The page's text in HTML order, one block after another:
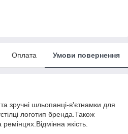
Оплата Умови повернення
зручні шльопанці-в'єтнамки для
логотип бренда.Також
якість.